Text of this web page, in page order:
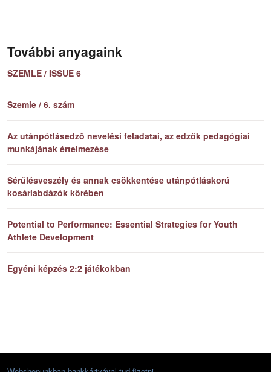
További anyagaink
SZEMLE / ISSUE 6
Szemle / 6. szám
Az utánpótlásedző nevelési feladatai, az edzők pedagógiai
munkájának értelmezése
Sérülésveszély és annak csökkentése utánpótláskorú
kosárlabdázók körében
Potential to Performance: Essential Strategies for Youth
Athlete Development
Egyéni képzés 2:2 játékokban